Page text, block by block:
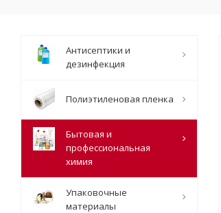
Антисептики и
дезинфекция
Полиэтиленовая пленка
Бытовая и
профессиональная
химия
Упаковочные
материалы